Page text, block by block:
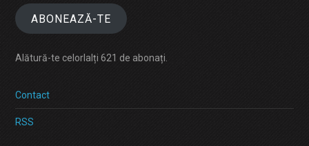
ABONEAZĂ-TE
Alătură-te celorlalți 621 de abonați.
Contact
RSS